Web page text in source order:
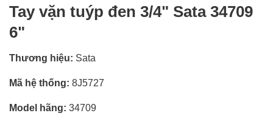
Tay vặn tuýp đen 3/4" Sata 34709
6"
Thương hiệu: Sata
Mã hệ thống: 8J5727
Model hãng: 34709